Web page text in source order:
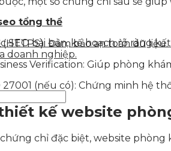
tổng thể
SEO bài bản, kế hoạch rõ ràng
doanh nghiệp.
(HTTPS): Đảm bảo an toàn dữ liệu.
Verification: Giúp phòng
27001 (nếu có): Chứng minh hệ
kế website
chỉ đặc biệt, website phòng